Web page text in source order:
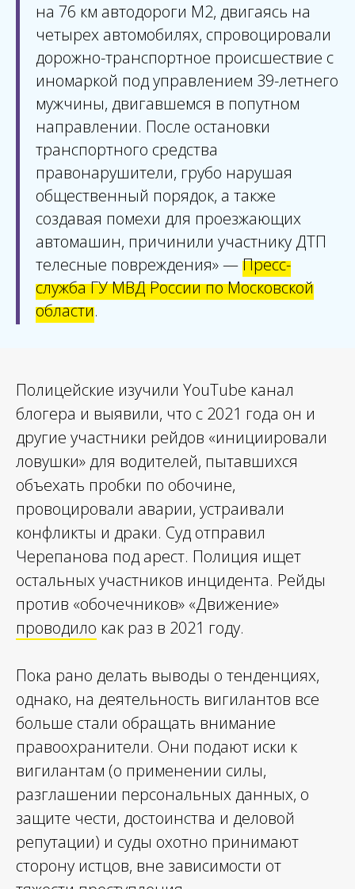
на 76 км автодороги М2, двигаясь на
четырех автомобилях, спровоцировали
дорожно-транспортное происшествие с
иномаркой под управлением 39-летнего
мужчины, двигавшемся в попутном
направлении. После остановки
транспортного средства
правонарушители, грубо нарушая
общественный порядок, а также
создавая помехи для проезжающих
автомашин, причинили участнику ДТП
телесные повреждения» —Пресс-
служба ГУ МВД России по Московской
области.
Полицейские изучили YouTube канал
блогера и выявили, что с 2021 года он и
другие участники рейдов «инициировали
ловушки» для водителей, пытавшихся
объехать пробки по обочине,
провоцировали аварии, устраивали
конфликты и драки. Суд отправил
Черепанова под арест. Полиция ищет
остальных участников инцидента. Рейды
против «обочечников» «Движение»
проводило как раз в 2021 году.
Пока рано делать выводы о тенденциях,
однако, на деятельность вигилантов все
больше стали обращать внимание
правоохранители. Они подают иски к
вигилантам (о применении силы,
разглашении персональных данных, о
защите чести, достоинства и деловой
репутации) и суды охотно принимают
сторону истцов, вне зависимости от